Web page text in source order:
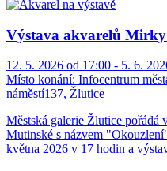
Výstava akvarelů
12. 5. 2026 od 17:00 - 5. 6.
Místo konání: Infocentrum
náměstí137, Žlutice
Městská galerie Žlutice
Mutinské s názvem
května 2026 v 17 hodin a